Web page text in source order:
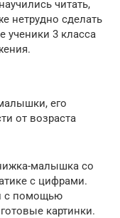
читать,
нетрудно сделать
3 класса
его
от возраста
малышка со
с цифрами.
с помощью
картинки.